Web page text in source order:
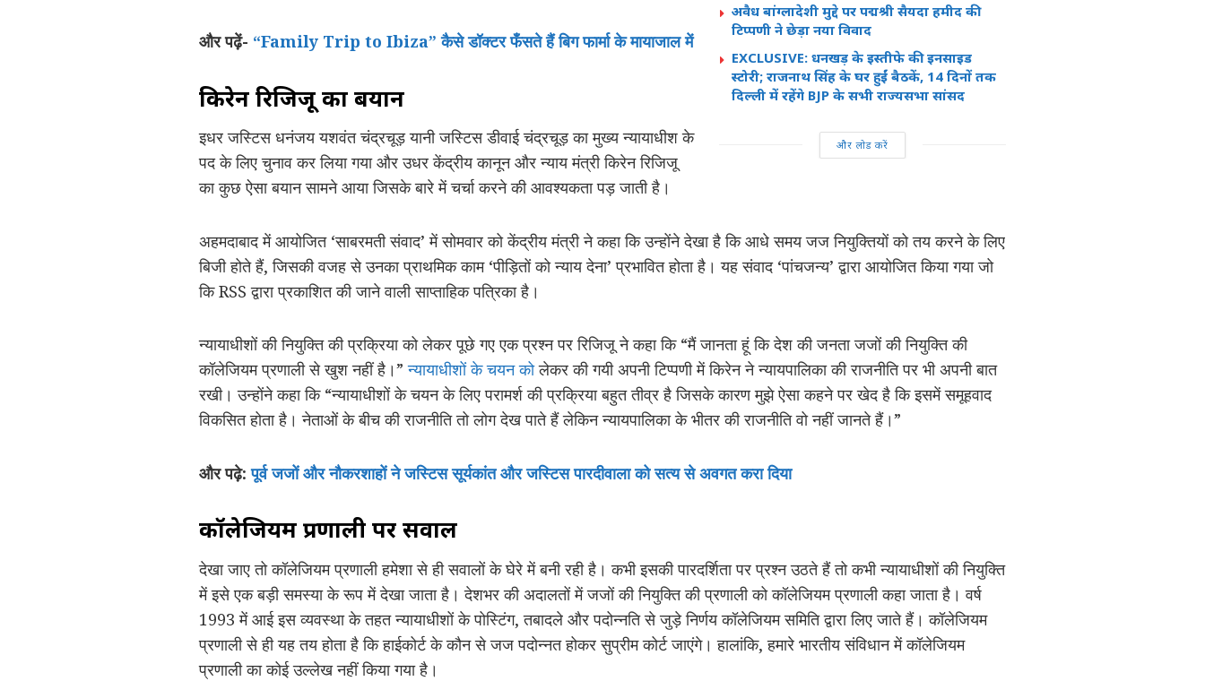
अवैध बांग्लादेशी मुद्दे पर पद्मश्री सैयदा हमीद की
टिप्पणी ने छेड़ा नया विवाद
EXCLUSIVE: धनखड़ के इस्तीफे की इनसाइड
स्टोरी; राजनाथ सिंह के घर हुईं बैठकें, 14 दिनों तक
दिल्ली में रहेंगे BJP के सभी राज्यसभा सांसद
और लोड करें
और पढ़ें- “Family Trip to Ibiza” कैसे डॉक्टर फँसते हैं बिग फार्मा के मायाजाल में
किरेन रिजिजू का बयान
इधर जस्टिस धनंजय यशवंत चंद्रचूड़ यानी जस्टिस डीवाई चंद्रचूड़ का मुख्य न्यायाधीश के
पद के लिए चुनाव कर लिया गया और उधर केंद्रीय कानून और न्याय मंत्री किरेन रिजिजू
का कुछ ऐसा बयान सामने आया जिसके बारे में चर्चा करने की आवश्यकता पड़ जाती है।
अहमदाबाद में आयोजित ‘साबरमती संवाद’ में सोमवार को केंद्रीय मंत्री ने कहा कि उन्होंने देखा है कि आधे समय जज नियुक्तियों को तय करने के लिए
बिजी होते हैं, जिसकी वजह से उनका प्राथमिक काम ‘पीड़ितों को न्याय देना’ प्रभावित होता है। यह संवाद ‘पांचजन्य’ द्वारा आयोजित किया गया जो
कि RSS द्वारा प्रकाशित की जाने वाली साप्ताहिक पत्रिका है।
न्यायाधीशों की नियुक्ति की प्रक्रिया को लेकर पूछे गए एक प्रश्न पर रिजिजू ने कहा कि “मैं जानता हूं कि देश की जनता जजों की नियुक्ति की
कॉलेजियम प्रणाली से खुश नहीं है।”न्यायाधीशों के चयन कोलेकर की गयी अपनी टिप्पणी में किरेन ने न्यायपालिका की राजनीति पर भी अपनी बात
रखी। उन्होंने कहा कि “न्यायाधीशों के चयन के लिए परामर्श की प्रक्रिया बहुत तीव्र है जिसके कारण मुझे ऐसा कहने पर खेद है कि इसमें समूहवाद
विकसित होता है। नेताओं के बीच की राजनीति तो लोग देख पाते हैं लेकिन न्यायपालिका के भीतर की राजनीति वो नहीं जानते हैं।”
और पढ़े:पूर्व जजों और नौकरशाहों ने जस्टिस सूर्यकांत और जस्टिस पारदीवाला को सत्य से अवगत करा दिया
कॉलेजियम प्रणाली पर सवाल
देखा जाए तो कॉलेजियम प्रणाली हमेशा से ही सवालों के घेरे में बनी रही है। कभी इसकी पारदर्शिता पर प्रश्न उठते हैं तो कभी न्यायाधीशों की नियुक्ति
में इसे एक बड़ी समस्या के रूप में देखा जाता है। देशभर की अदालतों में जजों की नियुक्ति की प्रणाली को कॉलेजियम प्रणाली कहा जाता है। वर्ष
1993 में आई इस व्यवस्था के तहत न्यायाधीशों के पोस्टिंग, तबादले और पदोन्नति से जुड़े निर्णय कॉलेजियम समिति द्वारा लिए जाते हैं। कॉलेजियम
प्रणाली से ही यह तय होता है कि हाईकोर्ट के कौन से जज पदोन्नत होकर सुप्रीम कोर्ट जाएंगे। हालांकि, हमारे भारतीय संविधान में कॉलेजियम
प्रणाली का कोई उल्लेख नहीं किया गया है।